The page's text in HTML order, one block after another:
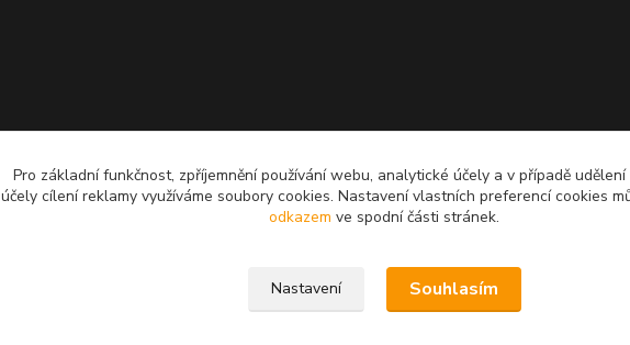
Pro základní funkčnost, zpříjemnění používání webu, analytické účely a v případě
účely cílení reklamy využíváme soubory cookies. Nastavení vlastních preferencí cookies
odkazem ve spodní části stránek.
Nastavení Souhlasím